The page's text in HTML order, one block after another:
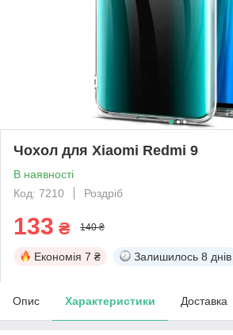
Чохол для Xiaomi Redmi 9
В наявності
Код: 7210
Роздріб
133 ₴ 140 ₴
Економія 7 ₴ Залишилось 8 днів
Опис Характеристики Доставка